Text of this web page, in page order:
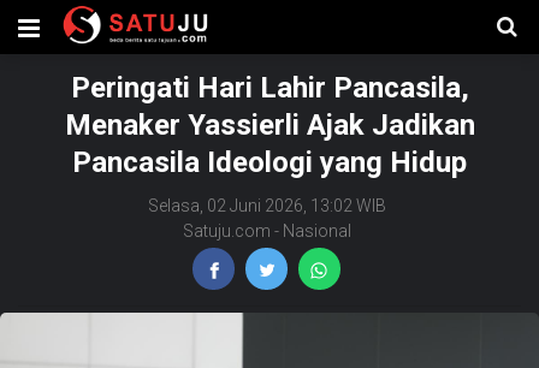
Peringati Hari Lahir Pancasila,
Menaker Yassierli Ajak Jadikan
Pancasila Ideologi yang Hidup
Selasa, 02 Juni 2026, 13:02 WIB
Satuju.com - Nasional